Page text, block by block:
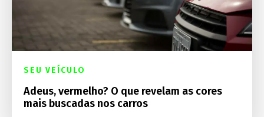
SEU VEÍCULO
Adeus, vermelho? O que revelam as cores
mais buscadas nos carros